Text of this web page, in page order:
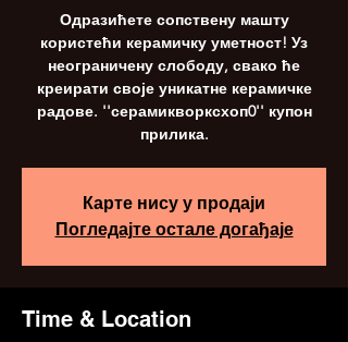
Одразићете сопствену машту
користећи керамичку уметност! Уз
неограничену слободу, свако ће
креирати своје уникатне керамичке
радове. ''серамикворксхоп0'' купон
прилика.
Карте нису у продаји
Погледајте остале догађаје
Time & Location